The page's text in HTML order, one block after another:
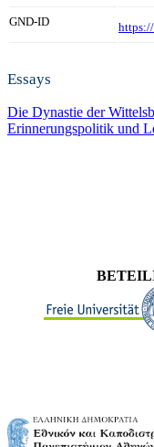
GND-ID
Essays
Die Dynastie der
Erinnerungspolitik und